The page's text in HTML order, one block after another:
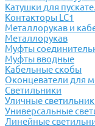
Катушки для
Контакторы LC1
Металлорукав и
Металлорукав
Муфты
Муфты вводные
Кабельные скобы
Оконцеватели для
Светильники
Уличные
Универсальные
Линейные